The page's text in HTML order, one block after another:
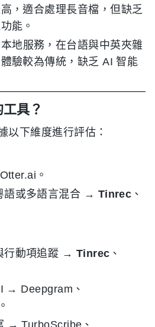
，適合處理長音檔，但缺乏
能。
本地服務，在台語與中英夾雜
驗較為傳統，缺乏 AI 智能
具？
以下維度進行評估：
。
語或多語言混合 → Tinrec 、
行動項追蹤 → Tinrec 、
→ Deepgram、